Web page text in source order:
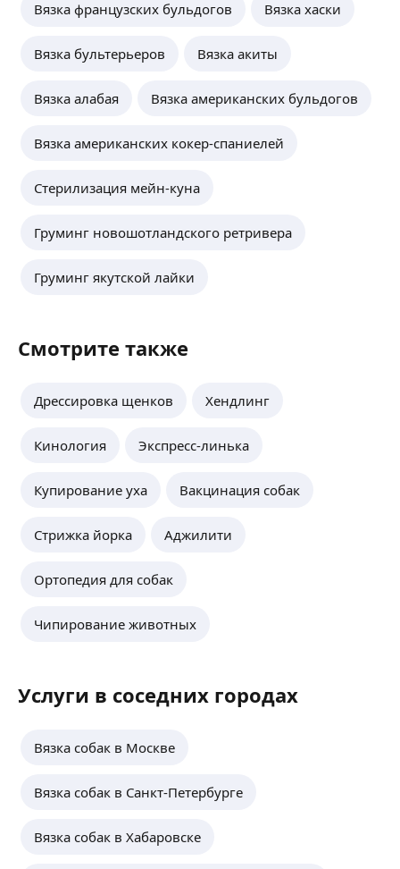
Вязка французских бульдогов Вязка хаски
Вязка бультерьеров Вязка акиты
Вязка алабая Вязка американских бульдогов
Вязка американских кокер-спаниелей
Стерилизация мейн-куна
Груминг новошотландского ретривера
Груминг якутской лайки
Смотрите также
Дрессировка щенков Хендлинг
Кинология Экспресс-линька
Купирование уха Вакцинация собак
Стрижка йорка Аджилити
Ортопедия для собак
Чипирование животных
Услуги в соседних городах
Вязка собак в Москве
Вязка собак в Санкт-Петербурге
Вязка собак в Хабаровске